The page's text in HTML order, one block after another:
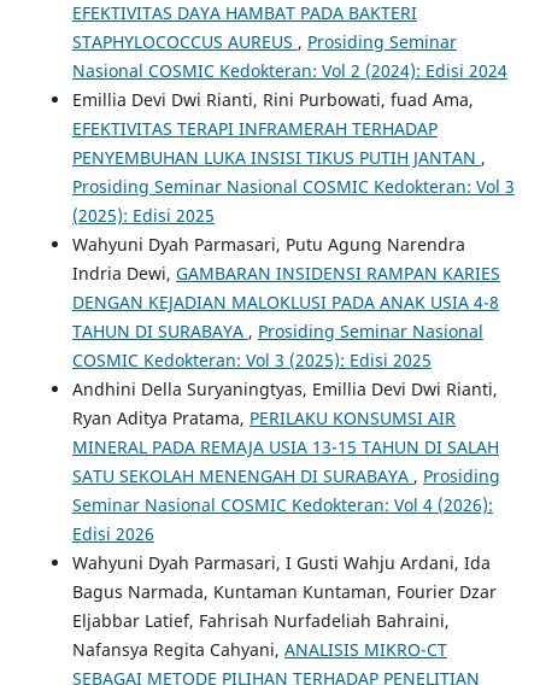
EFEKTIVITAS DAYA HAMBAT PADA BAKTERI
STAPHYLOCOCCUS AUREUS , Prosiding Seminar
Nasional COSMIC Kedokteran: Vol 2 (2024): Edisi 2024
Emillia Devi Dwi Rianti, Rini Purbowati, fuad Ama,
EFEKTIVITAS TERAPI INFRAMERAH TERHADAP
PENYEMBUHAN LUKA INSISI TIKUS PUTIH JANTAN ,
Prosiding Seminar Nasional COSMIC Kedokteran: Vol 3
(2025): Edisi 2025
Wahyuni Dyah Parmasari, Putu Agung Narendra
Indria Dewi, GAMBARAN INSIDENSI RAMPAN KARIES
DENGAN KEJADIAN MALOKLUSI PADA ANAK USIA 4-8
TAHUN DI SURABAYA , Prosiding Seminar Nasional
COSMIC Kedokteran: Vol 3 (2025): Edisi 2025
Andhini Della Suryaningtyas, Emillia Devi Dwi Rianti,
Ryan Aditya Pratama, PERILAKU KONSUMSI AIR
MINERAL PADA REMAJA USIA 13-15 TAHUN DI SALAH
SATU SEKOLAH MENENGAH DI SURABAYA , Prosiding
Seminar Nasional COSMIC Kedokteran: Vol 4 (2026):
Edisi 2026
Wahyuni Dyah Parmasari, I Gusti Wahju Ardani, Ida
Bagus Narmada, Kuntaman Kuntaman, Fourier Dzar
Eljabbar Latief, Fahrisah Nurfadeliah Bahraini,
Nafansya Regita Cahyani, ANALISIS MIKRO-CT
SEBAGAI METODE PILIHAN TERHADAP PENELITIAN